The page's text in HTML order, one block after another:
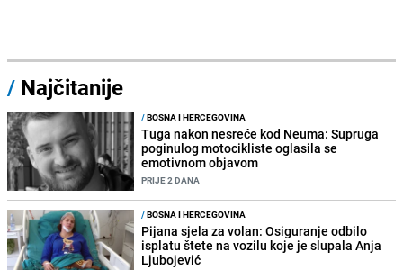
/ Najčitanije
/BOSNA I HERCEGOVINA
Tuga nakon nesreće kod Neuma: Supruga
poginulog motocikliste oglasila se
emotivnom objavom
PRIJE 2 DANA
/BOSNA I HERCEGOVINA
Pijana sjela za volan: Osiguranje odbilo
isplatu štete na vozilu koje je slupala Anja
Ljubojević